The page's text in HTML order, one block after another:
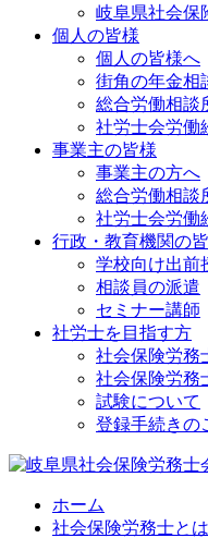
岐阜県社会保
個人の皆様
個人の皆様へ
街角の年金相
総合労働相談
社労士会労働
事業主の皆様
事業主の方へ
総合労働相談
社労士会労働
行政・教育機関の
学校向け出前
相談員の派遣
セミナー講師
社労士を目指す方
社会保険労務
社会保険労務
試験について
登録手続きの
ホーム
社会保険労務士とは